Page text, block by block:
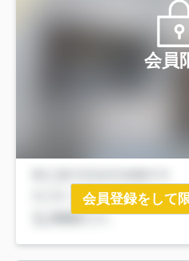
会員
会員登録をして